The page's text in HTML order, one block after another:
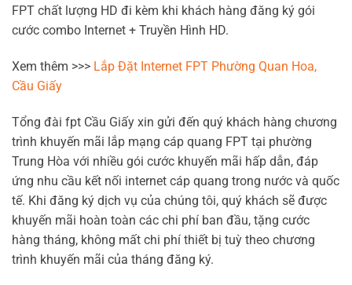
FPT chất lượng HD đi kèm khi khách hàng đăng ký gói
cước combo Internet + Truyền Hình HD.
Xem thêm >>> Lắp Đặt Internet FPT Phường Quan Hoa,
Cầu Giấy
Tổng đài fpt Cầu Giấy xin gửi đến quý khách hàng chương
trình khuyến mãi lắp mạng cáp quang FPT tại phường
Trung Hòa với nhiều gói cước khuyến mãi hấp dẫn, đáp
ứng nhu cầu kết nối internet cáp quang trong nước và quốc
tế. Khi đăng ký dịch vụ của chúng tôi, quý khách sẽ được
khuyến mãi hoàn toàn các chi phí ban đầu, tặng cước
hàng tháng, không mất chi phí thiết bị tuỳ theo chương
trình khuyến mãi của tháng đăng ký.